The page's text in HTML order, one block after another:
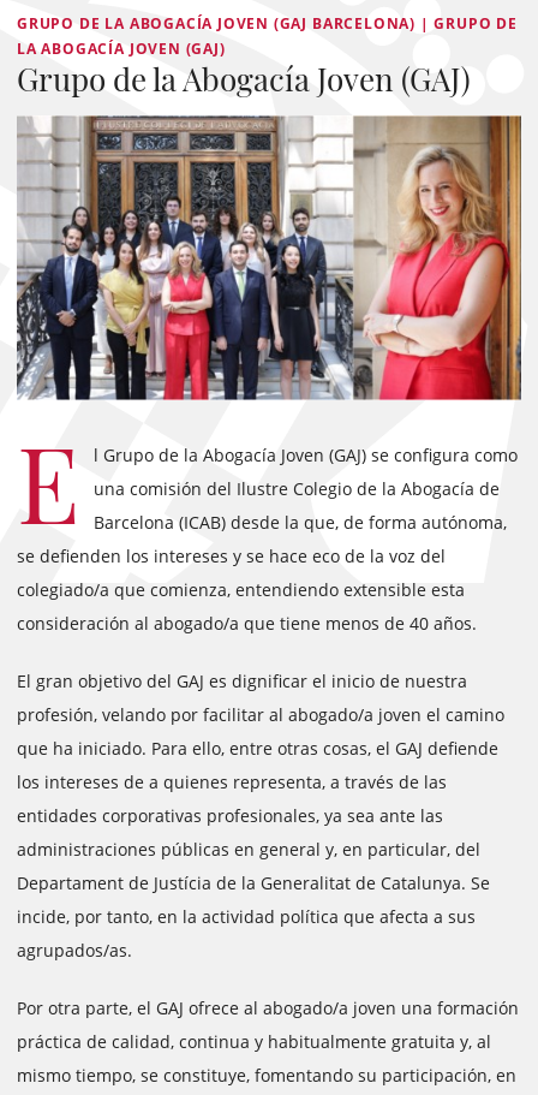
GRUPO DE LA ABOGACÍA JOVEN (GAJ BARCELONA) | GRUPO DE
LA ABOGACÍA JOVEN (GAJ)
Grupo de la Abogacía Joven (GAJ)
E
l Grupo de la Abogacía Joven (GAJ) se configura como
una comisión del Ilustre Colegio de la Abogacía de
Barcelona (ICAB) desde la que, de forma autónoma,
se defienden los intereses y se hace eco de la voz del
colegiado/a que comienza, entendiendo extensible esta
consideración al abogado/a que tiene menos de 40 años.
El gran objetivo del GAJ es dignificar el inicio de nuestra
profesión, velando por facilitar al abogado/a joven el camino
que ha iniciado. Para ello, entre otras cosas, el GAJ defiende
los intereses de a quienes representa, a través de las
entidades corporativas profesionales, ya sea ante las
administraciones públicas en general y, en particular, del
Departament de Justícia de la Generalitat de Catalunya. Se
incide, por tanto, en la actividad política que afecta a sus
agrupados/as.
Por otra parte, el GAJ ofrece al abogado/a joven una formación
práctica de calidad, continua y habitualmente gratuita y, al
mismo tiempo, se constituye, fomentando su participación, en